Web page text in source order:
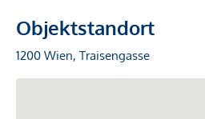
Objektstandort
1200 Wien, Traisengasse